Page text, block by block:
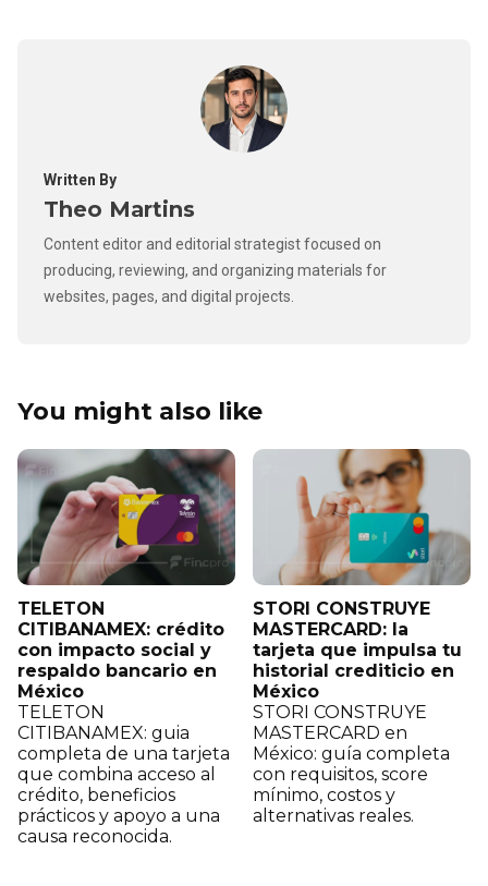
Written By
Theo Martins
Content editor and editorial strategist focused on
producing, reviewing, and organizing materials for
websites, pages, and digital projects.
You might also like
TELETON
CITIBANAMEX: crédito
con impacto social y
respaldo bancario en
México
TELETON
CITIBANAMEX: guia
completa de una tarjeta
que combina acceso al
crédito, beneficios
prácticos y apoyo a una
causa reconocida.
STORI CONSTRUYE
MASTERCARD: la
tarjeta que impulsa tu
historial crediticio en
México
STORI CONSTRUYE
MASTERCARD en
México: guía completa
con requisitos, score
mínimo, costos y
alternativas reales.